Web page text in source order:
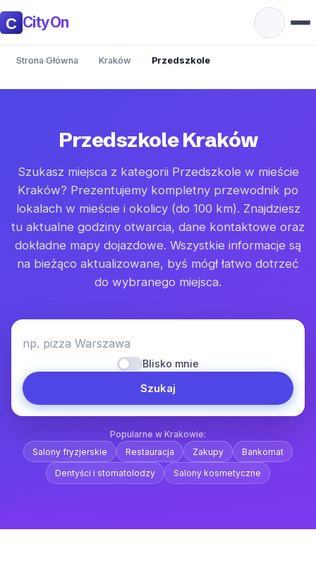
CityOn
Strona Główna Kraków Przedszkole
Przedszkole Kraków
Szukasz miejsca z kategorii Przedszkole w mieście
Kraków? Prezentujemy kompletny przewodnik po
lokalach w mieście i okolicy (do 100 km). Znajdziesz
tu aktualne godziny otwarcia, dane kontaktowe oraz
dokładne mapy dojazdowe. Wszystkie informacje są
na bieżąco aktualizowane, byś mógł łatwo dotrzeć
do wybranego miejsca.
np. pizza Warszawa
Blisko mnie
Szukaj
Popularne w Krakowie:
Salony fryzjerskie
Restauracja Zakupy Bankomat
Dentyści i stomatolodzy Salony kosmetyczne